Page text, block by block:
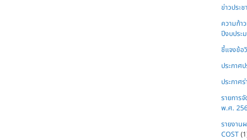
ข่าวประ
ความก้า
ปีงบปร
ชี้แจงข้อ
ประกาศ
ประกาศ
รายการ
พ.ศ.
รายงาน
COST